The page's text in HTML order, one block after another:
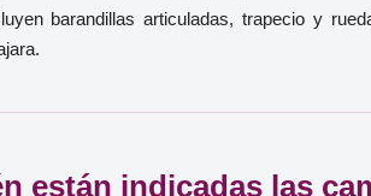
barandillas articuladas, trapecio y
están indicadas las